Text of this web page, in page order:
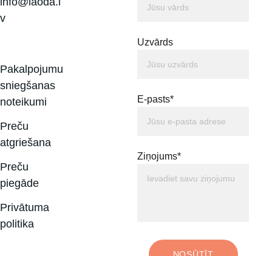
Uzvārds
E-pasts*
Ziņojums*
v
Pakalpojumu
sniegšanas
noteikumi
Preču
atgriešana
Preču
piegāde
Privātuma
politika